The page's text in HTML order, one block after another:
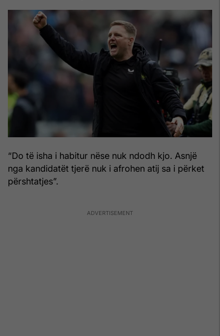
“Do të isha i habitur nëse nuk ndodh kjo. Asnjë
nga kandidatët tjerë nuk i afrohen atij sa i përket
përshtatjes”.